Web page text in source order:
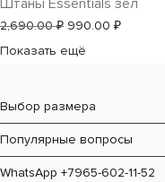
2,490.00 ₽.
Штаны Essentials зел
2,690.00₽ Первоначальная
цена
990.00 ₽Текущая
Показать ещё
Выбор размера
Популярные вопросы
WhatsApp +7965-602-11-52